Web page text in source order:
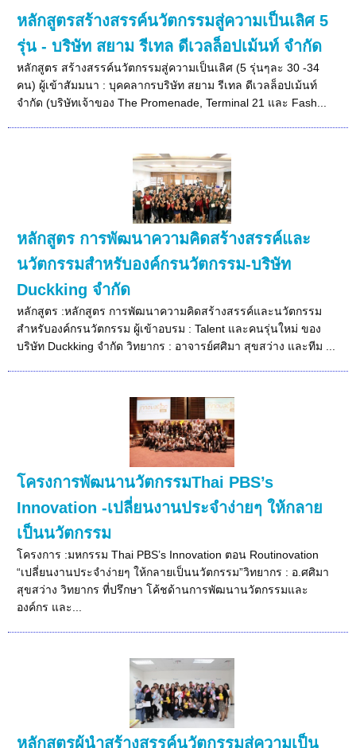
หลักสูตรสร้างสรรค์นวัตกรรมสู่ความเป็นเลิศ 5
รุ่น - บริษัท สยาม รีเทล ดีเวลล็อปเม้นท์ จำกัด
หลักสูตร สร้างสรรค์นวัตกรรมสู่ความเป็นเลิศ (5 รุ่นๆละ 30 -34
คน) ผู้เข้าสัมมนา : บุคคลากรบริษัท สยาม รีเทล ดีเวลล็อปเม้นท์
จำกัด (บริษัทเจ้าของ The Promenade, Terminal 21 และ Fash...
หลักสูตร การพัฒนาความคิดสร้างสรรค์และ
นวัตกรรมสำหรับองค์กรนวัตกรรม-บริษัท
Duckking จำกัด
หลักสูตร :หลักสูตร การพัฒนาความคิดสร้างสรรค์และนวัตกรรม
สำหรับองค์กรนวัตกรรม ผู้เข้าอบรม : Talent และคนรุ่นใหม่ ของ
บริษัท Duckking จำกัด วิทยากร : อาจารย์ศศิมา สุขสว่าง และทีม ...
โครงการพัฒนานวัตกรรมThai PBS’s
Innovation -เปลี่ยนงานประจำง่ายๆ ให้กลาย
เป็นนวัตกรรม
โครงการ :มหกรรม Thai PBS’s Innovation ตอน Routinovation
“เปลี่ยนงานประจำง่ายๆ ให้กลายเป็นนวัตกรรม”วิทยากร : อ.ศศิมา
สุขสว่าง วิทยากร ที่ปรึกษา โค้ชด้านการพัฒนานวัตกรรมและ
องค์กร และ...
หลักสูตรผู้นำสร้างสรรค์นวัตกรรมสู่ความเป็น